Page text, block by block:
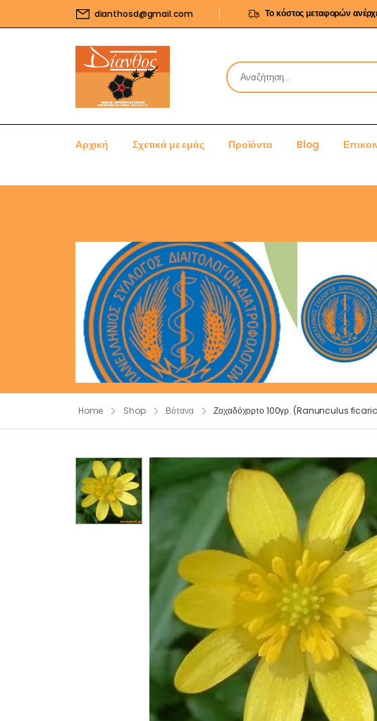
dianthosd@gmail.com Το κόστος μεταφορών
Αρχική Σχετικά με εμάς Προϊόντα Blog
Home Shop Βότανα Ζοχαδόχορτο 100γρ. (Ranunculus